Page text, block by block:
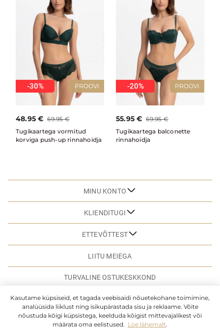
PROOVI
-30%
48.95 € 69.95 €
Tugikaartega vormitud
korviga push-up rinnahoidja
PROOVI
-20%
55.95 € 69.95 €
Tugikaartega balconette
rinnahoidja
MINU KONTO
KLIENDITUGI
ETTEVÕTTEST
LIITU MEIEGA
TURVALINE OSTUKESKKOND
SAIDI KAART
Kasutame küpsiseid, et tagada veebisaidi nõuetekohane toimimine,
analüüsida liiklust ning isikupärastada sisu ja reklaame. Võite
nõustuda kõigi küpsistega, keelduda kõigist mittevajalikest või
määrata oma eelistused. Loe lähemalt.